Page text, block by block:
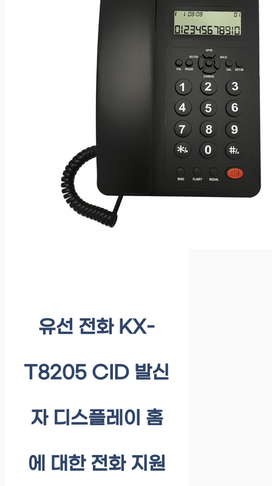
유선 전화 KX-
T8205 CID 발신
자 디스플레이 홈
에 대한 전화 지원